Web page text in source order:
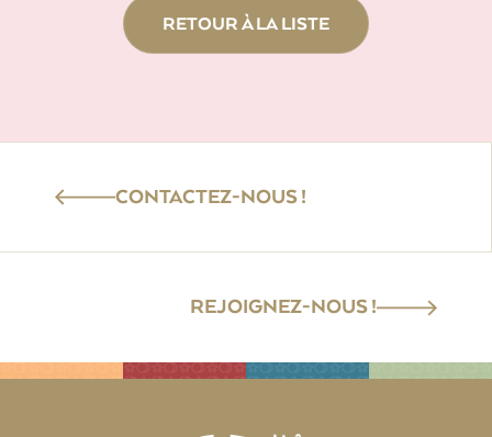
RETOUR À LA LISTE
CONTACTEZ-NOUS !
REJOIGNEZ-NOUS !